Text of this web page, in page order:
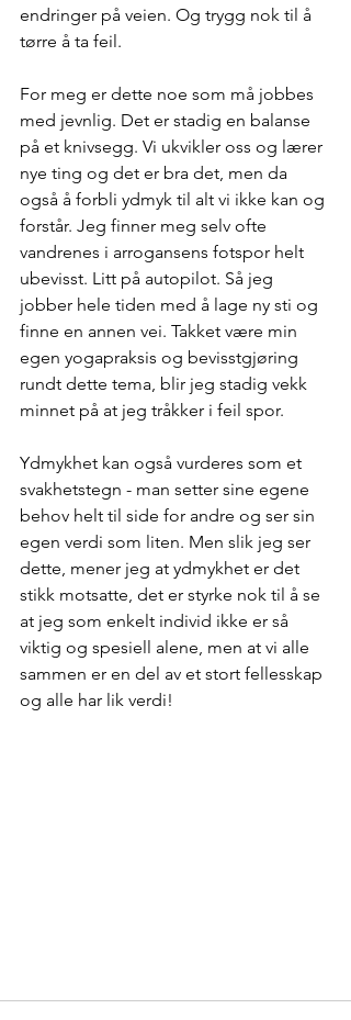
endringer på veien. Og trygg nok til å
tørre å ta feil.
For meg er dette noe som må jobbes
med jevnlig. Det er stadig en balanse
på et knivsegg. Vi ukvikler oss og lærer
nye ting og det er bra det, men da
også å forbli ydmyk til alt vi ikke kan og
forstår. Jeg finner meg selv ofte
vandrenes i arrogansens fotspor helt
ubevisst. Litt på autopilot. Så jeg
jobber hele tiden med å lage ny sti og
finne en annen vei. Takket være min
egen yogapraksis og bevisstgjøring
rundt dette tema, blir jeg stadig vekk
minnet på at jeg tråkker i feil spor.
Ydmykhet kan også vurderes som et
svakhetstegn - man setter sine egene
behov helt til side for andre og ser sin
egen verdi som liten. Men slik jeg ser
dette, mener jeg at ydmykhet er det
stikk motsatte, det er styrke nok til å se
at jeg som enkelt individ ikke er så
viktig og spesiell alene, men at vi alle
sammen er en del av et stort fellesskap
og alle har lik verdi!